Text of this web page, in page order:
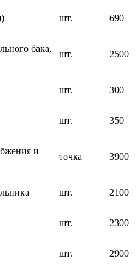
шт. 690
бака,
шт. 2500
шт. 300
шт. 350
и
точка 3900
шт. 2100
шт. 2300
шт. 2900